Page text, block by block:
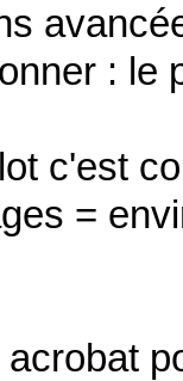
: le
c'est
=